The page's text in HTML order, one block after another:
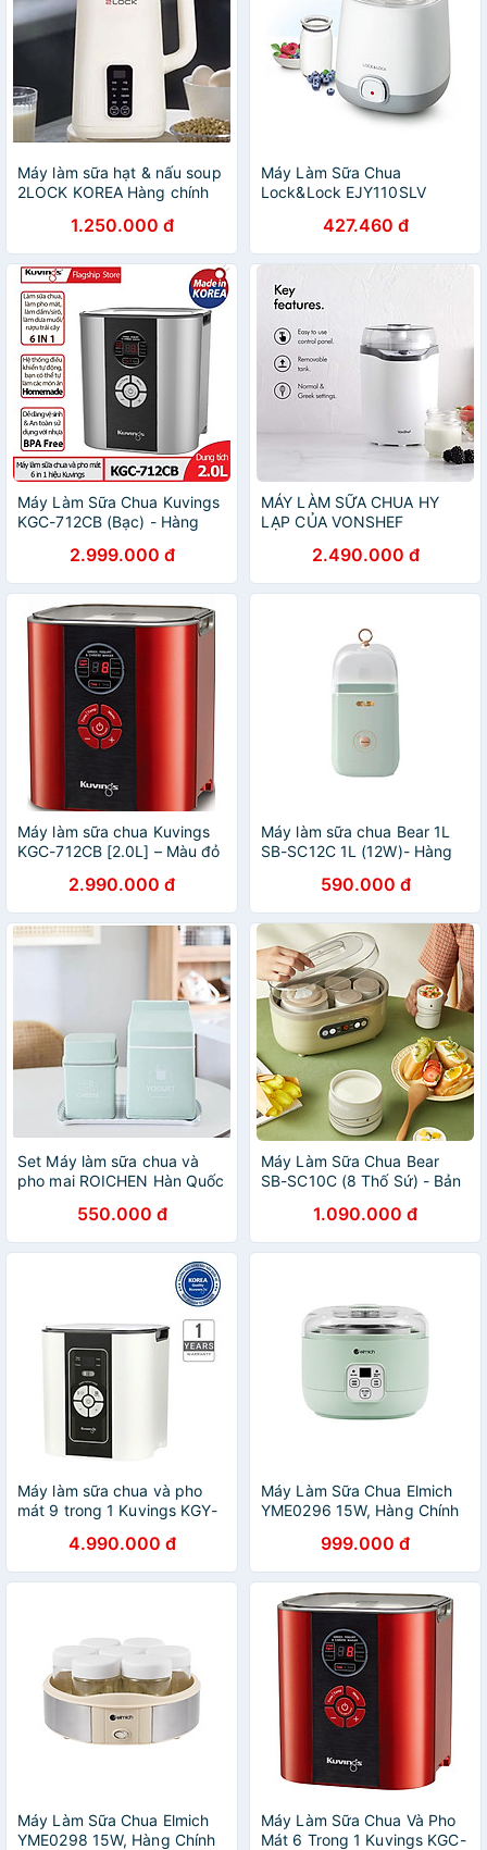
Máy làm sữa hạt & nấu soup
2LOCK KOREA Hàng chính
1.250.000 đ
Máy Làm Sữa Chua
Lock&Lock EJY110SLV
427.460 đ
Máy Làm Sữa Chua Kuvings
KGC-712CB (Bạc) - Hàng
2.999.000 đ
MÁY LÀM SỮA CHUA HY
LẠP CỦA VONSHEF
2.490.000 đ
Máy làm sữa chua Kuvings
KGC-712CB [2.0L] – Màu đỏ
2.990.000 đ
Máy làm sữa chua Bear 1L
SB-SC12C 1L (12W)- Hàng
590.000 đ
Set Máy làm sữa chua và
pho mai ROICHEN Hàn Quốc
550.000 đ
Máy Làm Sữa Chua Bear
SB-SC10C (8 Thố Sứ) - Bản
1.090.000 đ
Máy làm sữa chua và pho
mát 9 trong 1 Kuvings KGY-
4.990.000 đ
Máy Làm Sữa Chua Elmich
YME0296 15W, Hàng Chính
Ủ Inox - JoyMall
999.000 đ
Máy Làm Sữa Chua Elmich
YME0298 15W, Hàng Chính
Máy Làm Sữa Chua Và Pho
Mát 6 Trong 1 Kuvings KGC-